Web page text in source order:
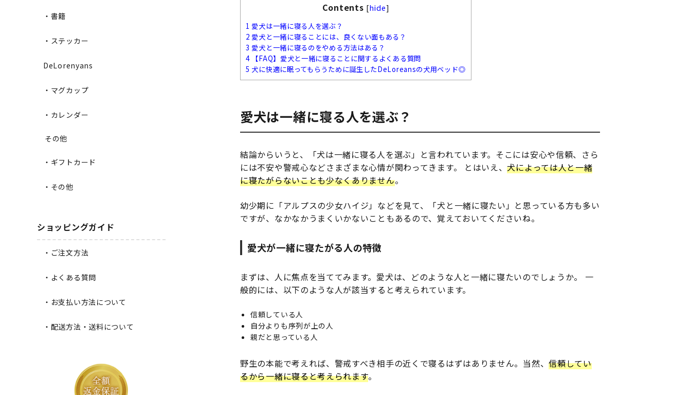
Contents [hide]
1 愛犬は一緒に寝る人を選ぶ？
2 愛犬と一緒に寝ることには、良くない面もある？
3 愛犬と一緒に寝るのをやめる方法はある？
4【FAQ】愛犬と一緒に寝ることに関するよくある質問
5 犬に快適に眠ってもらうために誕生したDeLoreansの犬用ベッド◎
愛犬は一緒に寝る人を選ぶ？
結論からいうと、「犬は一緒に寝る人を選ぶ」と言われています。そこには安心や信頼、さら
には不安や警戒心などさまざまな心情が関わってきます。 とはいえ、犬によっては人と一緒
に寝たがらないことも少なくありません。
幼少期に「アルプスの少女ハイジ」などを見て、「犬と一緒に寝たい」と思っている方も多い
ですが、なかなかうまくいかないこともあるので、覚えておいてくださいね。
愛犬が一緒に寝たがる人の特徴
まずは、人に焦点を当ててみます。愛犬は、どのような人と一緒に寝たいのでしょうか。 一
般的には、以下のような人が該当すると考えられています。
信頼している人
自分よりも序列が上の人
親だと思っている人
野生の本能で考えれば、警戒すべき相手の近くで寝るはずはありません。当然、信頼してい
るから一緒に寝ると考えられます。
・書籍
・ステッカー
DeLorenyans
・マグカップ
・カレンダー
その他
・ギフトカード
・その他
ショッピングガイド
・ご注文方法
・よくある質問
・お支払い方法について
・配送方法・送料について